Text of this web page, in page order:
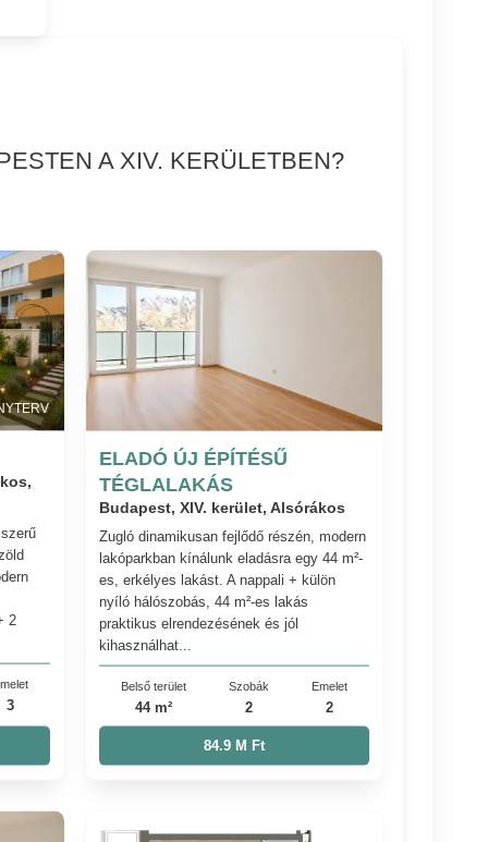
A XIV. KERÜLETBEN?
2
3
ELADÓ ÚJ ÉPÍTÉSŰ
TÉGLALAKÁS
Budapest, XIV. kerület, Alsórákos
Zugló dinamikusan fejlődő részén, modern
lakóparkban kínálunk eladásra egy 44 m²-
es, erkélyes lakást. A nappali + külön
nyíló hálószobás, 44 m²-es lakás
praktikus elrendezésének és jól
kihasználhat...
Belső terület
44 m²
Szobák
2
Emelet
2
84.9 M Ft